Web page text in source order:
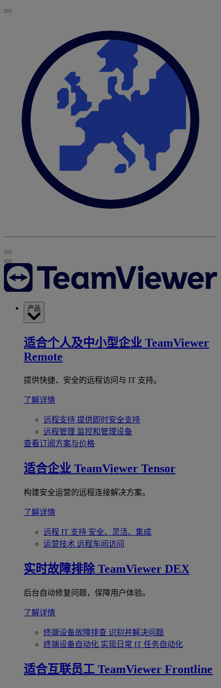
产品
适合个人及中小型企业 TeamViewer
Remote
提供快捷、安全的远程访问与 IT 支持。
了解详情
远程支持 提供即时安全支持
远程管理 监控和管理设备
查看订阅方案与价格
适合企业 TeamViewer Tensor
构建安全运营的远程连接解决方案。
了解详情
远程 IT 支持 安全、灵活、集成
运营技术 远程车间访问
实时故障排除 TeamViewer DEX
后台自动修复问题，保障用户体验。
了解详情
终端设备故障排查 识别并解决问题
终端设备自动化 实现日常 IT 任务自动化
适合互联员工 TeamViewer Frontline